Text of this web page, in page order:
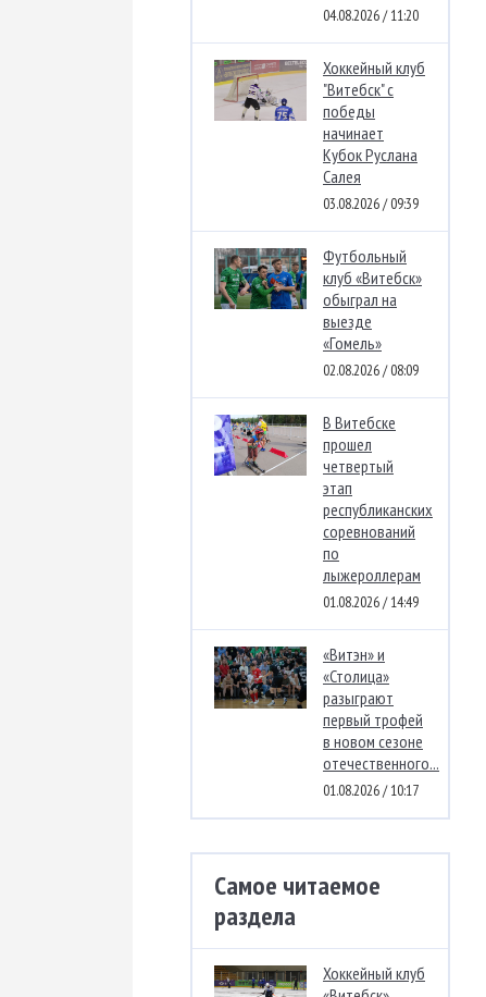
04.08.2026 / 11:20
Хоккейный клуб
"Витебск" с
победы
начинает
Кубок Руслана
Салея
03.08.2026 / 09:39
Футбольный
клуб «Витебск»
обыграл на
выезде
«Гомель»
02.08.2026 / 08:09
В Витебске
прошел
четвертый
этап
республиканских
соревнований
по
лыжероллерам
01.08.2026 / 14:49
«Витэн» и
«Столица»
разыграют
первый трофей
в новом сезоне
отечественного...
01.08.2026 / 10:17
Самое читаемое
раздела
Хоккейный клуб